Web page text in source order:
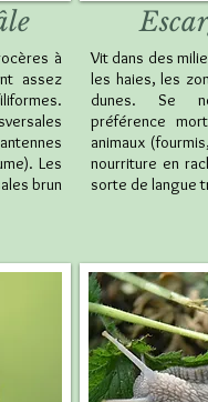
à
assez
Les
brun
Vit dans des
les haies, les
dunes. Se
préférence
animaux
nourriture en
sorte de langue